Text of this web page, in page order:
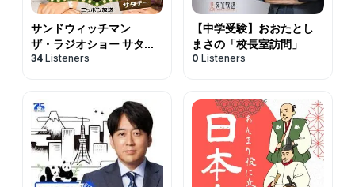
サンドウィッチマン
ザ・ラジオショー サタデ
ー【最新回のみ】
34 Listeners
【中学受験】おおたとし
まさの「校長室訪問」
0 Listeners